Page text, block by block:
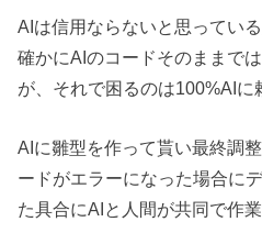
AIは信用ならないと思ってい
確かにAIのコードそのままで
が、それで困るのは100%AIに
AIに雛型を作って貰い最終調
ードがエラーになった場合に
た具合にAIと人間が共同で作